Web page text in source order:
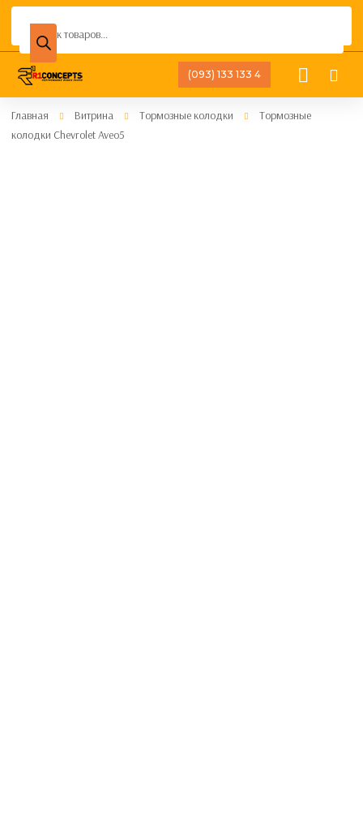
Поиск
товаров
(093) 133 133 4
Главная Витрина Тормозные колодки
Тормозные
колодки Chevrolet Aveo5